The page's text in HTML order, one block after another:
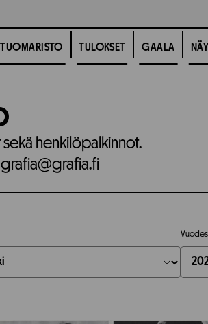
TUOMARISTO TULOKSET GAALA
sekä henkilöpalkinnot.
grafia@grafia.fi